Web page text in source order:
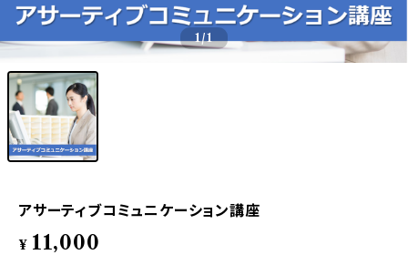
1/1
アサーティブコミュニケーション講座
¥ 11,000